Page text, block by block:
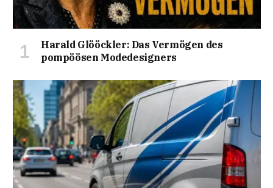
Harald Glööckler: Das Vermögen des
pompöösen Modedesigners